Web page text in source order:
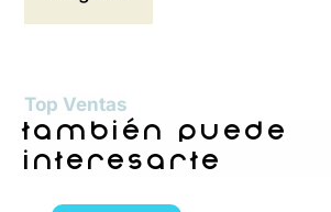
Top Ventas
también puede
interesarte